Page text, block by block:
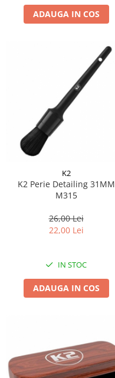
ADAUGA IN COS
K2
K2 Perie Detailing 31MM
M315
26,00 Lei
22,00 Lei
IN STOC
ADAUGA IN COS